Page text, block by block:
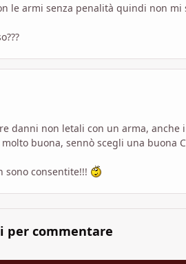
le armi senza penalità quindi non mi
danni non letali con un arma, anche
buona, sennò scegli una buona
sono consentite!!!
per commentare